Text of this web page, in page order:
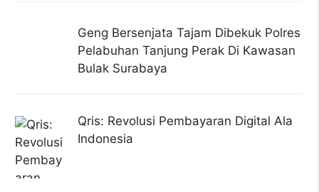
Geng Bersenjata Tajam Dibekuk Polres
Pelabuhan Tanjung Perak Di Kawasan
Bulak Surabaya
Qris: Revolusi Pembayaran Digital Ala
Indonesia